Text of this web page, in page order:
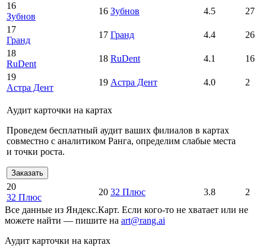
16
Зубнов
16 Зубнов 4.5
27
17
Гранд
17 Гранд 4.4
26
18
RuDent
18 RuDent 4.1
16
19
Астра Дент
19 Астра Дент 4.0 2
Аудит карточки на картах
Проведем бесплатный аудит ваших филиалов в картах
совместно с аналитиком Ранга, определим слабые места
и точки роста.
Заказать
20
32 Плюс
20 32 Плюс 3.8
2
Все данные из Яндекс.Карт. Если кого-то не хватает или не
можете найти — пишите на art@rang.ai
Аудит карточки на картах